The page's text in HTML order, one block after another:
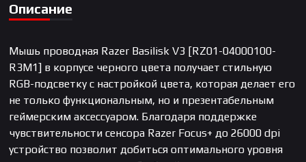
Описание
Мышь проводная Razer Basilisk V3 [RZ01-04000100-
R3M1] в корпусе черного цвета получает стильную
RGB-подсветку с настройкой цвета, которая делает его
не только функциональным, но и презентабельным
геймерским аксессуаром. Благодаря поддержке
чувствительности сенсора Razer Focus+ до 26000 dpi
устройство позволит добиться оптимального уровня